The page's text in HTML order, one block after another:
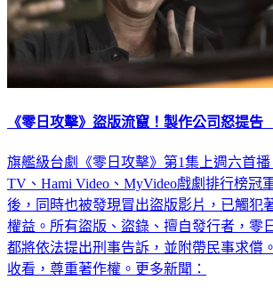
《零日攻擊》盜版流竄！製作公司怒提
旗艦級台劇《零日攻擊》第1集上週六首
TV、Hami Video、MyVideo戲劇排行榜冠
後，同時也被發現冒出盜版影片，已觸犯
權益。所有盜版、盜錄、擅自發行者，零
都將依法提出刑事告訴，並附帶民事求償
收看，尊重著作權。更多新聞：